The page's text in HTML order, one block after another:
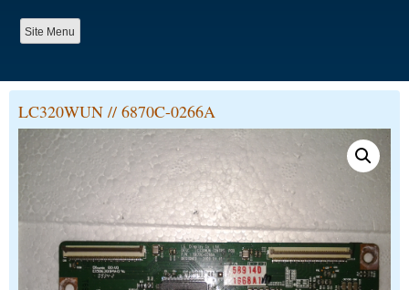
Site Menu
LC320WUN // 6870C-0266A